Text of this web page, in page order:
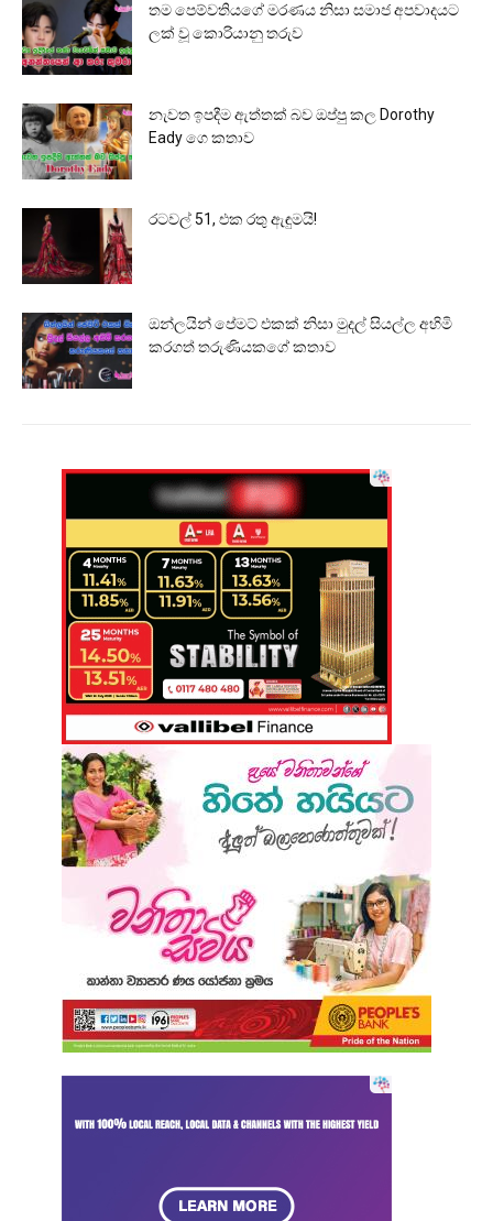
තම පෙම්වතියගේ මරණය නිසා සමාජ අපවාදයට
ලක් වූ කොරියානු තරුව
නැවත ඉපදීම ඇත්තක් බව ඔප්පු කල Dorothy
Eady ගෙ කතාව
රටවල් 51, එක රතු ඇඳුමයි!
ඔන්ලයින් පේමට් එකක් නිසා මුදල් සියල්ල අහිමි
කරගත් තරුණියකගේ කතාව